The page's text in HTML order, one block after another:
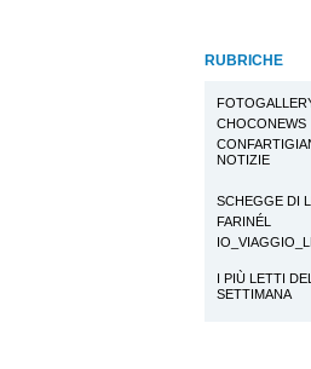
RUBRICHE
CHOCONEWS
NOTIZIE
SCHEGGE DI
FARINÉL
I PIÙ LETTI
SETTIMANA